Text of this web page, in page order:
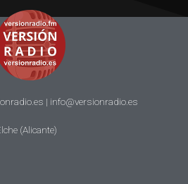
| info@versionradio.es
(Alicante)